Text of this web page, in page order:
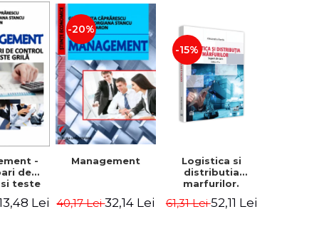
-
de
teste
Lei
-20%
Management
40,17 Lei32,14 Lei
-15%
Logistica si
distributia
marfurilor.
Editia a VI-a -
61,31 Lei52,11 Lei